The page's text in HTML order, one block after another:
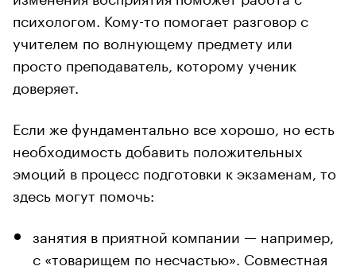
психологом. Кому-то помогает разговор с
учителем по волнующему предмету или
просто преподаватель, которому ученик
доверяет.
Если же фундаментально все хорошо, но есть
необходимость добавить положительных
эмоций в процесс подготовки к экзаменам, то
здесь могут помочь:
занятия в приятной компании — например,
с «товарищем по несчастью». Совместная